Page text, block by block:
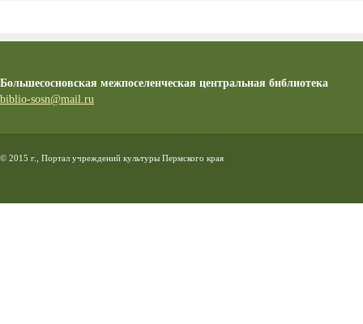
Большесосновская межпоселенческая центральная библиотека
biblio-sosn@mail.ru
© 2015 г., Портал учреждений культуры Пермского края